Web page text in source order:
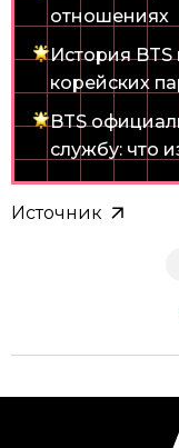
отношениях
История BTS
корейских
BTS
службу: что
Источник